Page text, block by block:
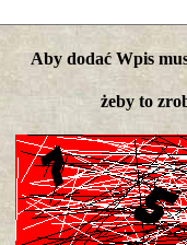
Aby dodać Wpis
żeby to